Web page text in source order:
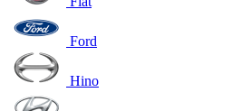
Ford
Hino